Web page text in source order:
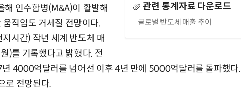
관련 통계자료 다운로드
글로벌 반도체 매출 추이
해 인수합병(M&A)이 활발해
직임도 거세질 전망이다.
시간) 작년 세계 반도체 매
)를 기록했다고 밝혔다. 전
4000억달러를 넘어선 이후 4년 만에 5000억달러를 돌파했다.
로 전망된다.